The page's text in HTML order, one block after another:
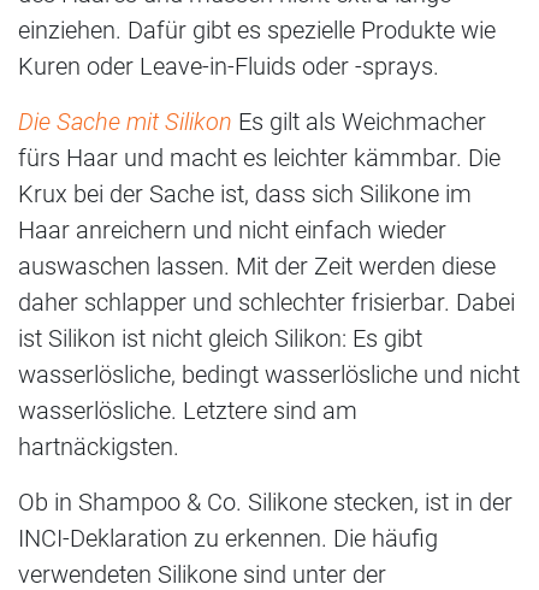
einziehen. Dafür gibt es spezielle Produkte wie
Kuren oder Leave-in-Fluids oder -sprays.
Die Sache mit Silikon Es gilt als Weichmacher
fürs Haar und macht es leichter kämmbar. Die
Krux bei der Sache ist, dass sich Silikone im
Haar anreichern und nicht einfach wieder
auswaschen lassen. Mit der Zeit werden diese
daher schlapper und schlechter frisierbar. Dabei
ist Silikon ist nicht gleich Silikon: Es gibt
wasserlösliche, bedingt wasserlösliche und nicht
wasserlösliche. Letztere sind am
hartnäckigsten.
Ob in Shampoo & Co. Silikone stecken, ist in der
INCI-Deklaration zu erkennen. Die häufig
verwendeten Silikone sind unter der